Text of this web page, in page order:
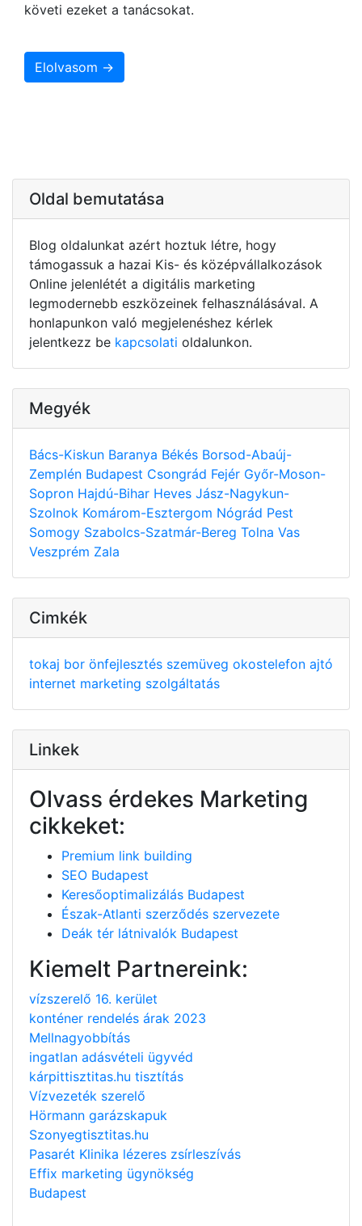
követi ezeket a tanácsokat.
Elolvasom →
Oldal bemutatása
Blog oldalunkat azért hoztuk létre, hogy
támogassuk a hazai Kis- és középvállalkozások
Online jelenlétét a digitális marketing
legmodernebb eszközeinek felhasználásával. A
honlapunkon való megjelenéshez kérlek
jelentkezz be kapcsolati oldalunkon.
Megyék
Bács-Kiskun Baranya Békés Borsod-Abaúj-
Zemplén Budapest Csongrád Fejér Győr-Moson-
Sopron Hajdú-Bihar Heves Jász-Nagykun-
Szolnok Komárom-Esztergom Nógrád Pest
Somogy Szabolcs-Szatmár-Bereg Tolna Vas
Veszprém Zala
Cimkék
tokaj bor önfejlesztés szemüveg okostelefon ajtó
internet marketing szolgáltatás
Linkek
Olvass érdekes Marketing
cikkeket:
Premium link building
SEO Budapest
Keresőoptimalizálás Budapest
Észak-Atlanti szerződés szervezete
Deák tér látnivalók Budapest
Kiemelt Partnereink:
vízszerelő 16. kerület
konténer rendelés árak 2023
Mellnagyobbítás
ingatlan adásvételi ügyvéd
kárpittisztitas.hu tisztítás
Vízvezeték szerelő
Hörmann garázskapuk
Szonyegtisztitas.hu
Pasarét Klinika lézeres zsírleszívás
Effix marketing ügynökség
Budapest